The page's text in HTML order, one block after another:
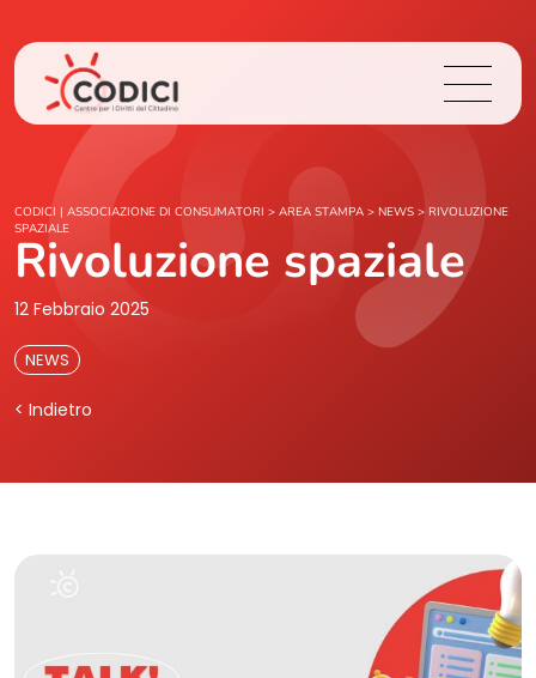
Chi Siamo
Cosa Facciamo
Area Stampa
Login
CODICI | ASSOCIAZIONE DI CONSUMATORI > AREA STAMPA > NEWS > RIVOLUZIONE
SPAZIALE
Rivoluzione spaziale
12 Febbraio 2025
NEWS
< Indietro